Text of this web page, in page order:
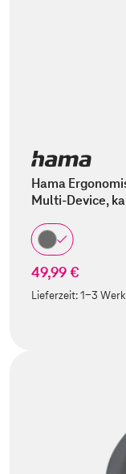
Hama
Multi-Device,
49,99 €
Lieferzeit:1-3